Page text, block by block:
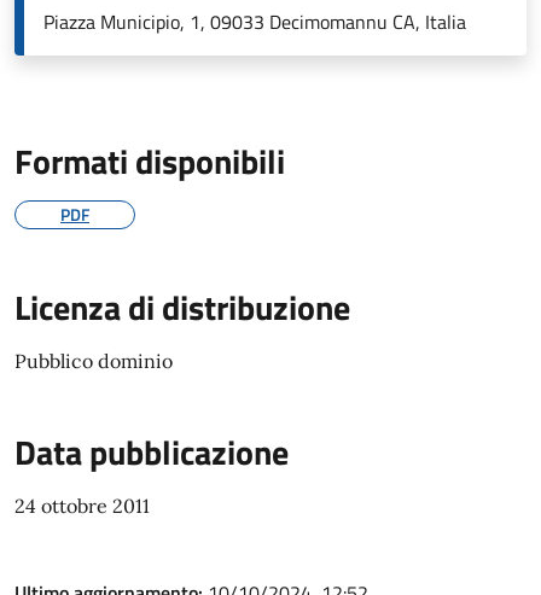
Piazza Municipio, 1, 09033 Decimomannu CA, Italia
Formati disponibili
PDF
Licenza di distribuzione
Pubblico dominio
Data pubblicazione
24 ottobre 2011